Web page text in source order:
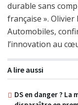
durable sans
française ». Olivier
Automobiles,
l’innovation au
A lire aussi
DS en danger ?